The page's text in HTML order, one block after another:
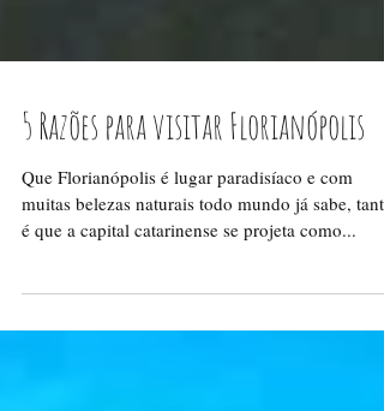
5 Razões para visitar Florianópolis
Que Florianópolis é lugar paradisíaco e com
muitas belezas naturais todo mundo já sabe, tanto